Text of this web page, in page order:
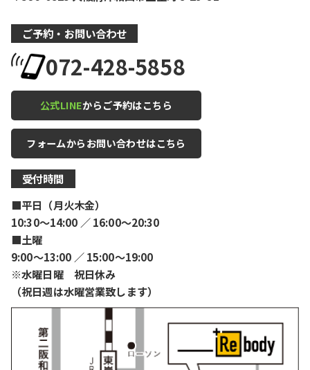
ご予約・お問い合わせ
072-428-5858
公式LINEからご予約はこちら
フォームからお問い合わせはこちら
受付時間
■平日（月火木金）
10:30〜14:00 ／ 16:00〜20:30
■土曜
9:00〜13:00 ／ 15:00〜19:00
※水曜日曜 祝日休み
（祝日週は水曜営業致します）